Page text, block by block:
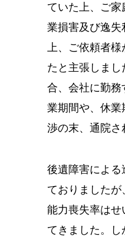
ていた上、ご
業損害及び逸
上、ご依頼者
たと主張しま
合、会社に勤
業期間や、休業
渉の末、通院さ
後遺障害による
ておりました
能力喪失率はせ
てきました。